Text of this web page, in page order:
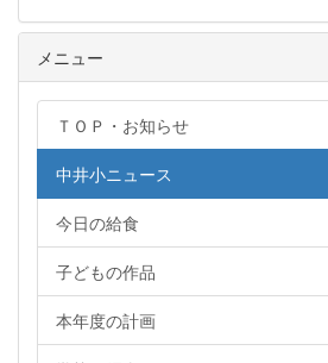
メニュー
ＴＯＰ・お知らせ
中井小ニュース
今日の給食
子どもの作品
本年度の計画